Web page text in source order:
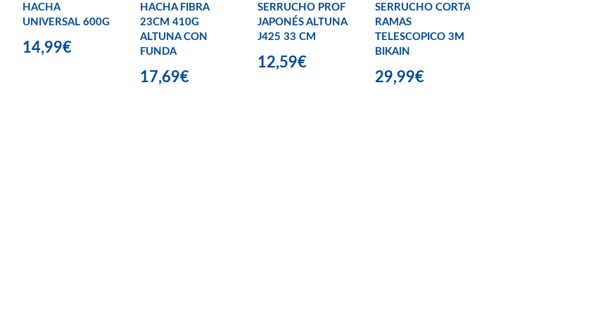
HACHA
UNIVERSAL 600G
14,99€
HACHA FIBRA
23CM 410G
ALTUNA CON
FUNDA
17,69€
SERRUCHO PROF
JAPONÉS ALTUNA
J425 33 CM
12,59€
SERRUCHO CORTA
RAMAS
TELESCOPICO 3M
BIKAIN
29,99€